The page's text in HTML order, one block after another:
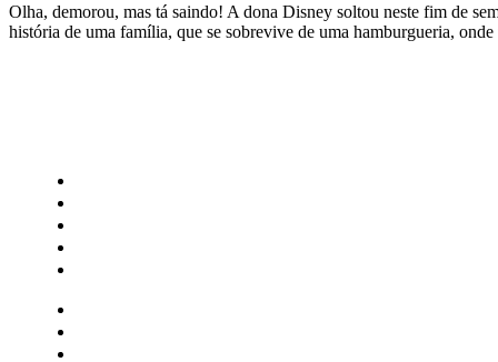
Olha, demorou, mas tá saindo! A dona Disney soltou neste fim de
história de uma família, que se sobrevive de uma hamburgueria,